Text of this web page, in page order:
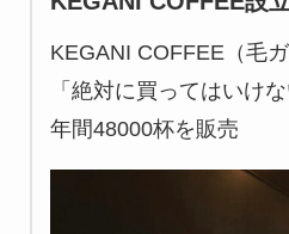
KEGANI COFFEE（毛
「絶対に買ってはいけ
年間48000杯を販売